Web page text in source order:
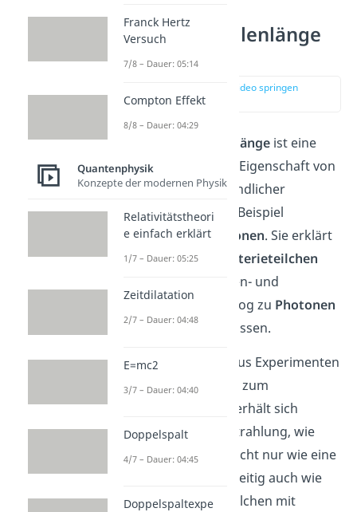
De Broglie Wellenlänge
einfach erklärt
zur Stelle im Video springen
(00:14)
Die de Broglie Wellenlänge ist eine
quantenmechanische
Eigenschaft von
Materieteilchenmit endlicher
Ruhemasse, also zum Beispiel
ElektronenoderProtonen. Sie erklärt
sich dadurch, dass
Materieteilchen
bezüglich ihres Teilchen- und
Wellencharakters analog zu Photonen
betrachtet werden müssen.
Wie wir zum Beispiel aus Experimenten
zumDoppelspalt
und zum
Photoeffekt
wissen, verhält sich
elektromagnetische Strahlung, wie
beispielsweise Licht, nicht nur wie eine
Welle, sondern gleichzeitig auch wie
ein Strahl einzelner Teilchen mit
Franck Hertz
Versuch
7/8 – Dauer: 05:14
Compton Effekt
8/8 – Dauer: 04:29
Quantenphysik
Konzepte der modernen Physik
Relativitätstheori
e einfach erklärt
1/7 – Dauer: 05:25
Zeitdilatation
2/7 – Dauer: 04:48
E=mc2
3/7 – Dauer: 04:40
Doppelspalt
4/7 – Dauer: 04:45
Doppelspaltexpe